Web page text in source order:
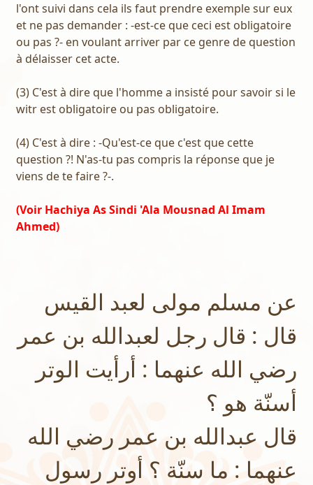
l'ont suivi dans cela ils faut prendre exemple sur eux
et ne pas demander : -est-ce que ceci est obligatoire
ou pas ?- en voulant arriver par ce genre de question
à délaisser cet acte.
(3) C'est à dire que l'homme a insisté pour savoir si le
witr est obligatoire ou pas obligatoire.
(4) C'est à dire : -Qu'est-ce que c'est que cette
question ?! N'as-tu pas compris la réponse que je
viens de te faire ?-.
(Voir Hachiya As Sindi 'Ala Mousnad Al Imam
Ahmed)
عن مسلم مولى لعبد القيس
قال : قال رجل لعبدالله بن عمر
رضي الله عنهما : أرأيت الوتر
أسنّة هو ؟
قال عبدالله بن عمر رضي الله
عنهما : ما سنّة ؟ أوتر رسول